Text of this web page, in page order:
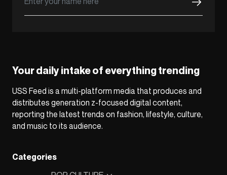
Your daily intake of everything trending
USS Feed is a multi-platform media that produces and
distributes generation z-focused digital content,
reporting the latest trends on fashion, lifestyle, culture,
and music to its audience.
Categories